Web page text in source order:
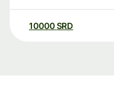
10000 SRD